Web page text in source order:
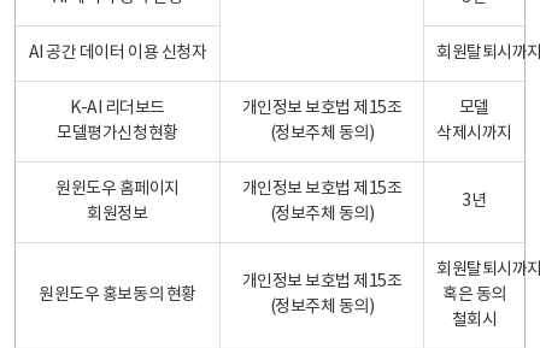
AI 공간 데이터 이용 신청자 회원탈퇴시까
K-AI 리더보드
모델평가신청현황
개인정보 보호법 제15조
(정보주체 동의)
모델
삭제시까지
원윈도우 홈페이지
회원정보
개인정보 보호법 제15조
(정보주체 동의)
3년
원윈도우 홍보동의 현황
개인정보 보호법 제15조
(정보주체 동의)
회원탈퇴시까
혹은 동의
철회시